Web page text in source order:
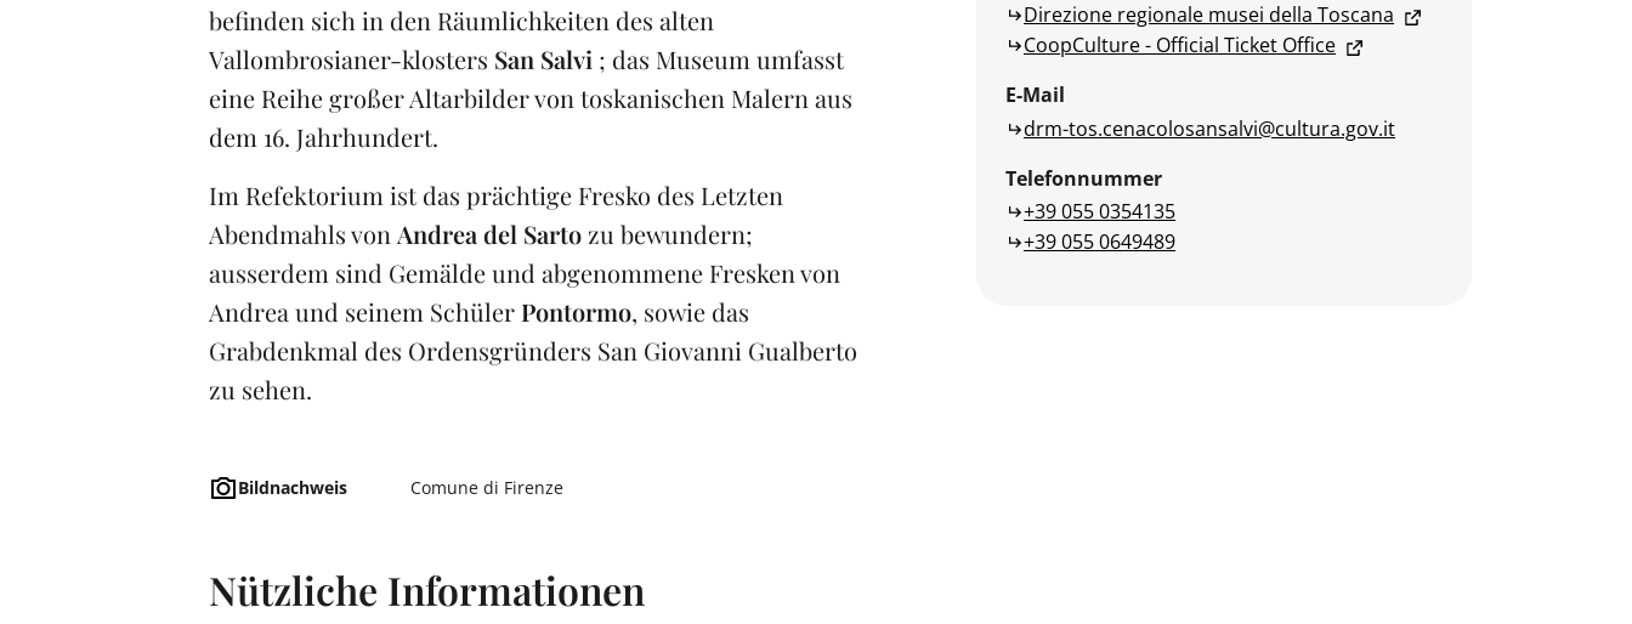
befinden sich in den Räumlichkeiten des alten
Vallombrosianer-klosters San Salvi ; das Museum umfasst
eine Reihe großer Altarbilder von toskanischen Malern aus
dem 16. Jahrhundert.
Im Refektorium ist das prächtige Fresko des Letzten
Abendmahls vonAndrea del Sarto zu bewundern;
ausserdem sind Gemälde und abgenommene Fresken von
Andrea und seinem SchülerPontormo, sowie das
Grabdenkmal des Ordensgründers San Giovanni Gualberto
zu sehen.
Bildnachweis Comune di Firenze
Nützliche Informationen
Direzione regionale musei della Toscana
CoopCulture - Official Ticket Office
E-Mail
drm-tos.cenacolosansalvi@cultura.gov.it
Telefonnummer
+39 055 0354135
+39 055 0649489